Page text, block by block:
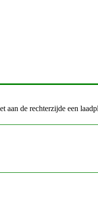
de rechterzijde een